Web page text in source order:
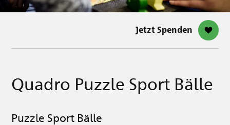
Jetzt Spenden
Quadro Puzzle Sport Bälle
Puzzle Sport Bälle